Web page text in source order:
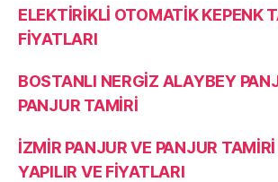
ELEKTİRİKLİ OTOMATİK KEPENK
FİYATLARI
BOSTANLI NERGİZ ALAYBEY
PANJUR TAMİRİ
İZMİR PANJUR VE PANJUR
YAPILIR VE FİYATLARI